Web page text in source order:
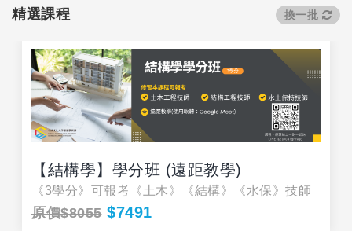
精選課程 換一批
【結構學】學分班 (遠距教學)
《3學分》可報考《土木》《結構》《水保》技師
原價$8055$7491